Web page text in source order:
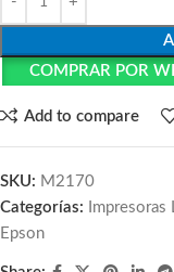
COMPRAR POR
Add to compare
SKU: M2170
Categorías:
Epson